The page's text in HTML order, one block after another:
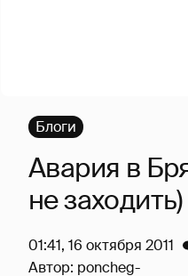
Блоги
Авария в
не заходить)
01:41, 16 октября 2011
Автор: poncheg-